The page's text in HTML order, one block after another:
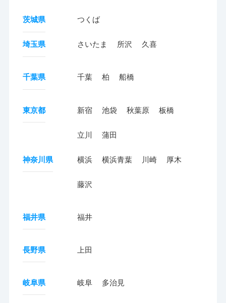
茨城県 つくば
埼玉県 さいたま 所沢 久喜
千葉県 千葉 柏 船橋
東京都 新宿 池袋 秋葉原 板橋
立川 蒲田
神奈川県 横浜 横浜青葉 川崎 厚木
藤沢
福井県 福井
長野県 上田
岐阜県 岐阜 多治見